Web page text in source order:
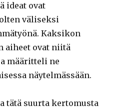
ideat ovat
väliseksi
Kaksikon
aiheet ovat niitä
määritteli ne
näytelmässään.
tätä suurta kertomusta